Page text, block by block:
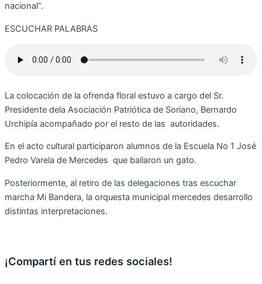
nacional”.
ESCUCHAR PALABRAS
La colocación de la ofrenda floral estuvo a cargo del Sr.
Presidente dela Asociación Patriótica de Soriano, Bernardo
Urchipía acompañado por el resto de las autoridades.
En el acto cultural participaron alumnos de la Escuela No 1 José
Pedro Varela de Mercedes que bailaron un gato.
Posteriormente, al retiro de las delegaciones tras escuchar
marcha Mi Bandera, la orquesta municipal mercedes desarrollo
distintas interpretaciones.
¡Compartí en tus redes sociales!